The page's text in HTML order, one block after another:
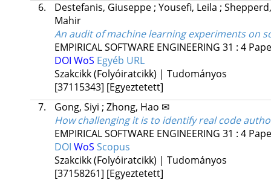
6.
Destefanis, Giuseppe; Yousefi, Leila ;
Mahir
An audit of machine learning experiments on
EMPIRICAL SOFTWARE ENGINEERING 31 : 4
DOI WoS Egyéb URL
Szakcikk (Folyóiratcikk) | Tudományos
[37115343] [Egyeztetett]
7.
Gong, Siyi ; Zhong, Hao ✉
How challenging it is to identify real code
EMPIRICAL SOFTWARE ENGINEERING 31 : 4
DOI WoS Scopus
Szakcikk (Folyóiratcikk) | Tudományos
[37158261] [Egyeztetett]